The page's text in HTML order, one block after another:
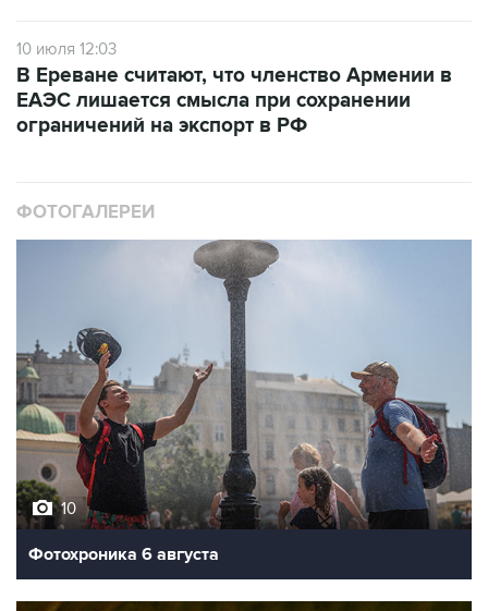
10 июля 12:03
В Ереване считают, что членство Армении в
ЕАЭС лишается смысла при сохранении
ограничений на экспорт в РФ
ФОТОГАЛЕРЕИ
10
Фотохроника 6 августа